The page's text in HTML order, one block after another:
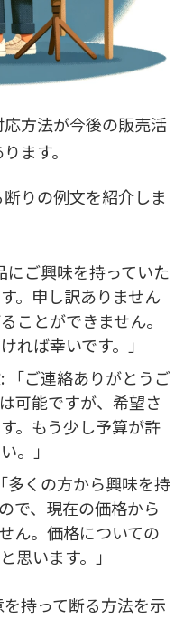
方法が今後の販売活
ます。
りの例文を紹介しま
にご興味を持っていた
。申し訳ありません
ことができません。
れば幸いです。」
: 「ご連絡ありがとうご
可能ですが、希望さ
。もう少し予算が許
。」
多くの方から興味を持
で、現在の価格から
ん。価格についての
思います。」
持って断る方法を示